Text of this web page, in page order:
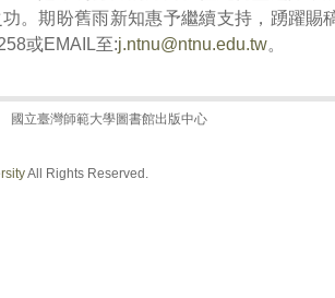
。期盼舊雨新知惠予繼續支持，踴躍賜
或EMAIL至:j.ntnu@ntnu.edu.tw。
國立臺灣師範大學圖書館出版中心
All Rights Reserved.